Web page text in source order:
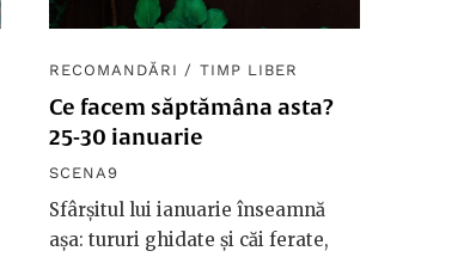
RECOMANDĂRI / TIMP LIBER
Ce facem săptămâna asta?
25-30 ianuarie
SCENA9
Sfârșitul lui ianuarie înseamnă
așa: tururi ghidate și căi ferate,